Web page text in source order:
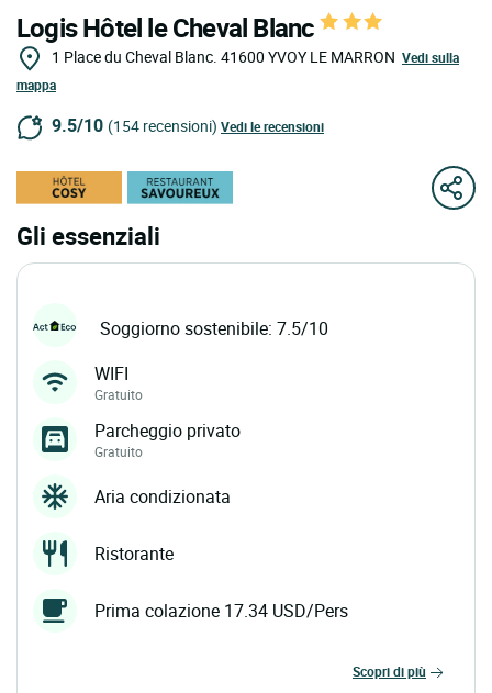
Logis Hôtel le Cheval Blanc
1 Place du Cheval Blanc. 41600 YVOY LE MARRON Vedi sulla
mappa
9.5/10 (154 recensioni) Vedi le recensioni
Gli essenziali
Soggiorno sostenibile: 7.5/10
WIFI
Gratuito
Parcheggio privato
Gratuito
Aria condizionata
Ristorante
Prima colazione 17.34 USD/Pers
scopri di più